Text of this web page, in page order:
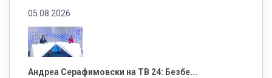
05.08.2026
Андреа Серафимовски на ТВ 24: Безбе...